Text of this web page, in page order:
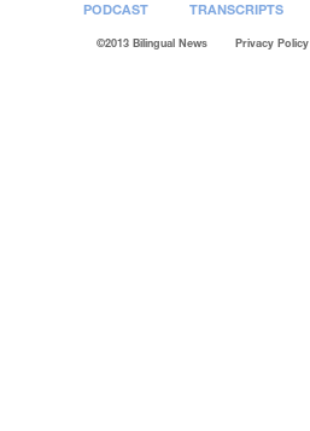
PODCAST TRANSCRIPTS
©2013 Bilingual News Privacy Policy